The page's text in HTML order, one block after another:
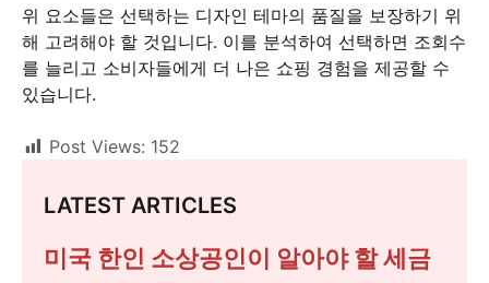
위 요소들은 선택하는 디자인 테마의 품질을 보장하기 위
해 고려해야 할 것입니다. 이를 분석하여 선택하면 조회수
를 늘리고 소비자들에게 더 나은 쇼핑 경험을 제공할 수
있습니다.
Post Views: 152
LATEST ARTICLES
미국 한인 소상공인이 알아야 할 세금